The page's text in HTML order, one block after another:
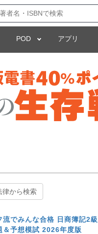
POD アプリ
律から検索
でみんな合格 日商簿記2級
＆予想模試 2026年度版